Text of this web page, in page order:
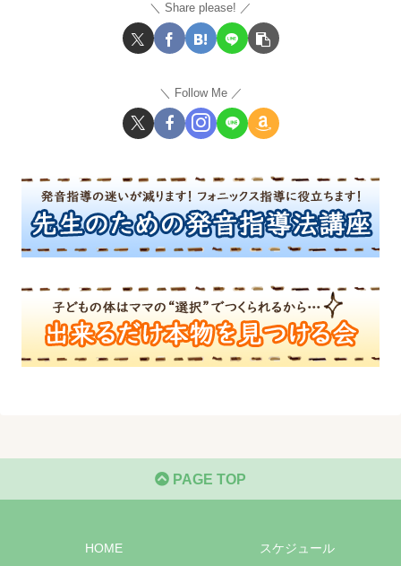
Share please!
Follow Me
PAGE TOP
HOME スケジュール